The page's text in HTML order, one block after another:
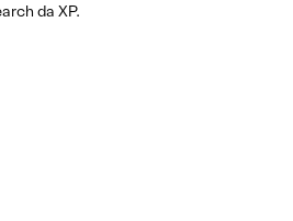
da XP.